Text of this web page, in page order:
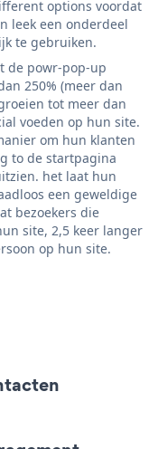
options voordat
leek een onderdeel
te gebruiken.
de powr-pop-up
250% (meer dan
tot meer dan
voeden op hun site.
om hun klanten
to de startpagina
het laat hun
een geweldige
bezoekers die
site, 2,5 keer langer
op hun site.